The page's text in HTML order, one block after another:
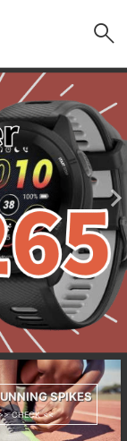
SPIKES
CHECK <<